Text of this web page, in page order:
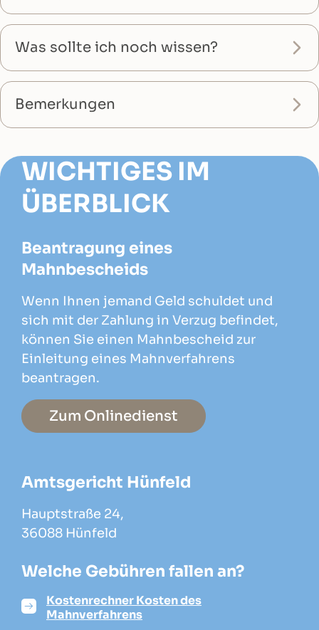
Was sollte ich noch wissen?
Bemerkungen
WICHTIGES IM
ÜBERBLICK
Beantragung eines
Mahnbescheids
Wenn Ihnen jemand Geld schuldet und
sich mit der Zahlung in Verzug befindet,
können Sie einen Mahnbescheid zur
Einleitung eines Mahnverfahrens
beantragen.
Zum Onlinedienst
Amtsgericht Hünfeld
Hauptstraße 24,
36088 Hünfeld
Welche Gebühren fallen an?
Kostenrechner Kosten des
Mahnverfahrens